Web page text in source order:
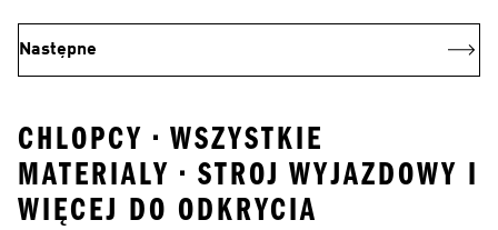
Następne
CHLOPCY • WSZYSTKIE
MATERIALY • STROJ WYJAZDOWY I
WIĘCEJ DO ODKRYCIA